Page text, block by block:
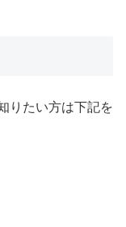
りたい方は下記を